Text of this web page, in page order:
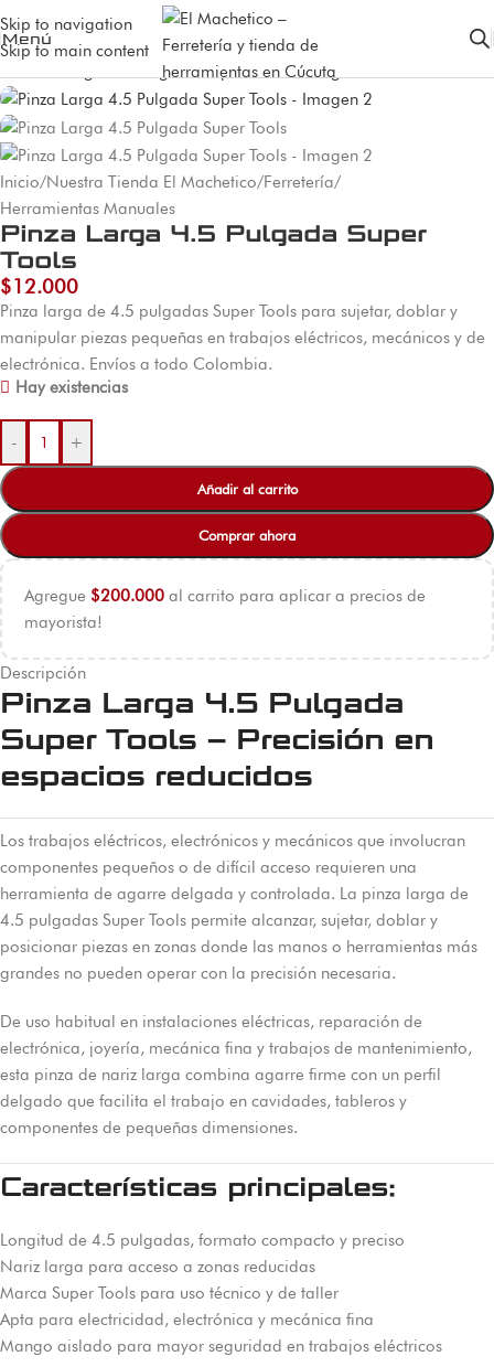
Skip to navigation
Skip to main content
Menú
Inicio/Nuestra Tienda El Machetico/Ferretería/
Herramientas Manuales
Pinza Larga 4.5 Pulgada Super
Tools
$12.000
Pinza larga de 4.5 pulgadas Super Tools para sujetar, doblar y
manipular piezas pequeñas en trabajos eléctricos, mecánicos y de
electrónica. Envíos a todo Colombia.
Hay existencias
- +
Añadir al carrito
Comprar ahora
Agregue $200.000 al carrito para aplicar a precios de
mayorista!
Descripción
Pinza Larga 4.5 Pulgada
Super Tools – Precisión en
espacios reducidos
Los trabajos eléctricos, electrónicos y mecánicos que involucran
componentes pequeños o de difícil acceso requieren una
herramienta de agarre delgada y controlada. La pinza larga de
4.5 pulgadas Super Tools permite alcanzar, sujetar, doblar y
posicionar piezas en zonas donde las manos o herramientas más
grandes no pueden operar con la precisión necesaria.
De uso habitual en instalaciones eléctricas, reparación de
electrónica, joyería, mecánica fina y trabajos de mantenimiento,
esta pinza de nariz larga combina agarre firme con un perfil
delgado que facilita el trabajo en cavidades, tableros y
componentes de pequeñas dimensiones.
Características principales:
Longitud de 4.5 pulgadas, formato compacto y preciso
Nariz larga para acceso a zonas reducidas
Marca Super Tools para uso técnico y de taller
Apta para electricidad, electrónica y mecánica fina
Mango aislado para mayor seguridad en trabajos eléctricos